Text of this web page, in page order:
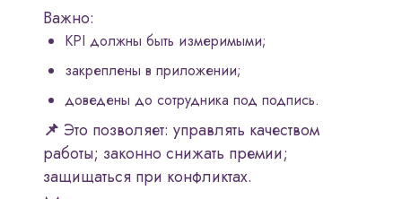
Важно:
KPI должны быть измеримыми;
закреплены в приложении;
доведены до сотрудника под подпись.
📌 Это позволяет: управлять качеством
работы; законно снижать премии;
защищаться при конфликтах.